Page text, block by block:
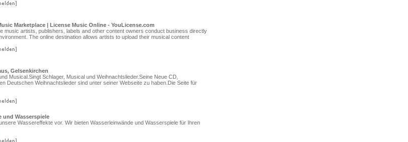
Marketplace | License Music Online - YouLicense.com
music artists, publishers, labels and other content owners conduct business directly
The online destination allows artists to upload their musical content
Gelsenkirchen
Musical.Singt Schlager, Musical und Weihnachtslieder.Seine Neue CD,
Deutschen Weihnachtslieder sind unter seiner Webseite zu haben.Die Seite für
und Wasserspiele
Wassereffekte vor. Wir bieten Wasserleinwände und Wasserspiele für Ihren